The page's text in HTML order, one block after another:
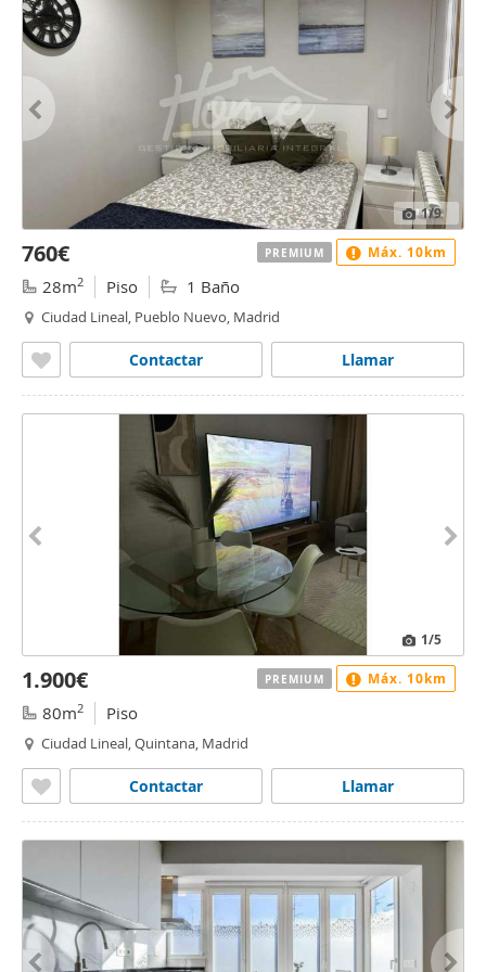
1/9
760€
28m2 Piso 1 Baño
Ciudad Lineal, Pueblo Nuevo, Madrid
Llamar
Contactar
PREMIUM Máx. 10km
1/5
1.900€
80m2 Piso
Ciudad Lineal, Quintana, Madrid
Llamar
Contactar
PREMIUM Máx. 10km